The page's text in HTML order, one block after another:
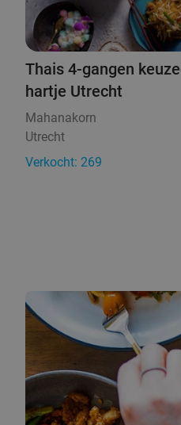
Thais 4-gangen
hartje Utrecht
Mahanakorn
Utrecht
Verkocht: 269